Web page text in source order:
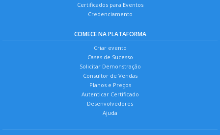
Certificados para Eventos
Credenciamento
COMECE NA PLATAFORMA
Criar evento
Cases de Sucesso
Solicitar Demonstração
Consultor de Vendas
Planos e Preços
Autenticar Certificado
Desenvolvedores
Ajuda